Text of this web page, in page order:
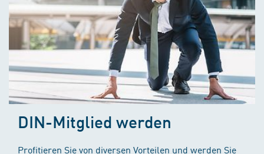
DIN-Mitglied werden
Profitieren Sie von diversen Vorteilen und werden Sie